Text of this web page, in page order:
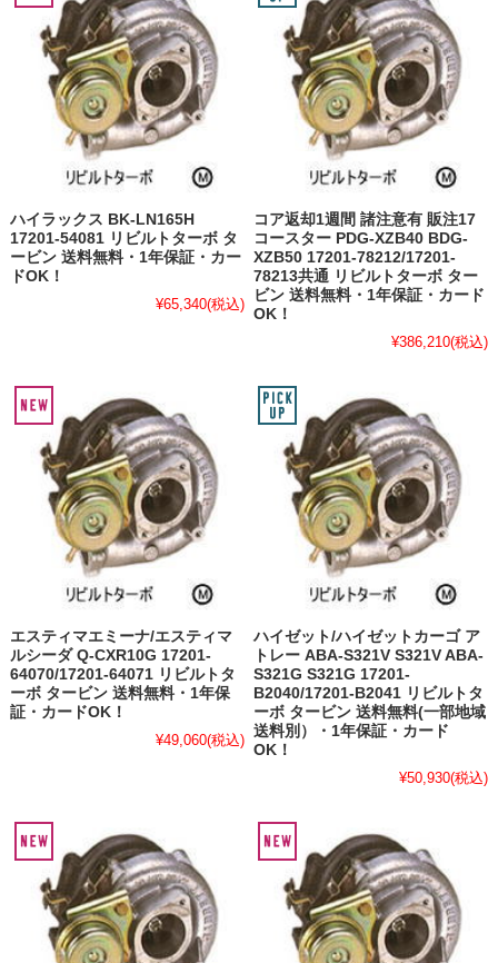
ハイラックス BK-LN165H
17201-54081 リビルトターボ タ
ービン 送料無料・1年保証・カー
ドOK！
¥65,340(税込)
コア返却1週間 諸注意有 販注17
コースター PDG-XZB40 BDG-
XZB50 17201-78212/17201-
78213共通 リビルトターボ ター
ビン 送料無料・1年保証・カード
OK！
¥386,210(税込)
エスティマエミーナ/エスティマ
ルシーダ Q-CXR10G 17201-
64070/17201-64071 リビルトタ
ーボ タービン 送料無料・1年保
証・カードOK！
¥49,060(税込)
ハイゼット/ハイゼットカーゴ ア
トレー ABA-S321V S321V ABA-
S321G S321G 17201-
B2040/17201-B2041 リビルトタ
ーボ タービン 送料無料(一部地域
送料別）・1年保証・カード
OK！
¥50,930(税込)